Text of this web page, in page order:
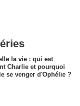
la vie : qui est
Charlie et pourquoi
se venger d'Ophélie ?